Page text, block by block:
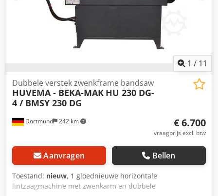
1 / 11
Dortmund 242 km
Dubbele verstek zwenkframe bandsaw
HUVEMA - BEKA-MAK HU 230 DG-
4 / BMSY 230 DG
€ 6.700
vraagprijs excl. btw
Aanvragen Bellen
Toestand: nieuw, 1 gloednieuwe horizontale
lintzaagmachine met zwenkarm en dubbele